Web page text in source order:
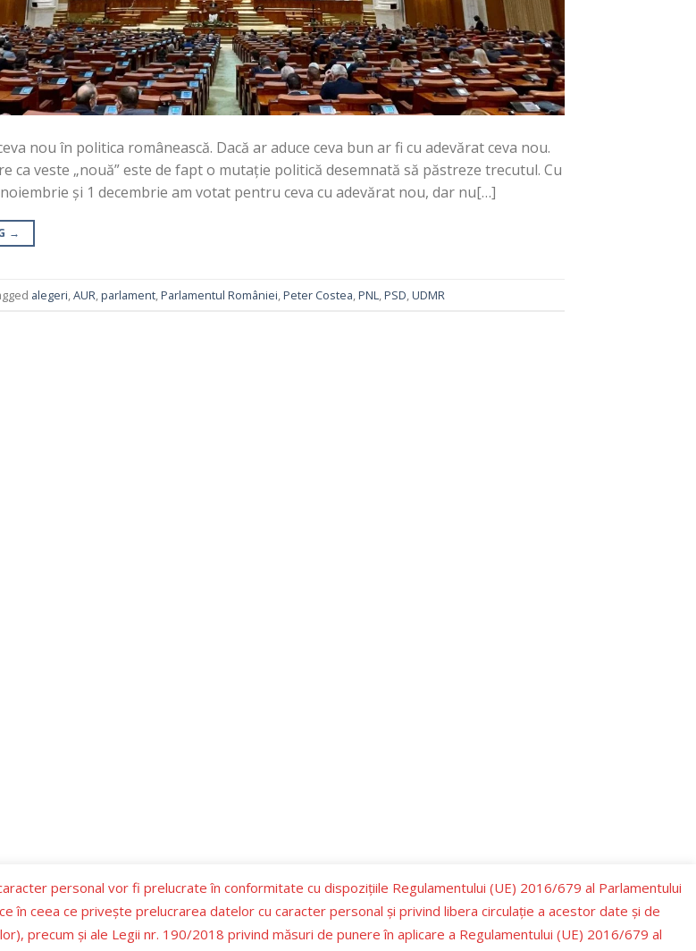
nou în politica românească. Dacă ar aduce ceva bun ar fi cu adevărat ceva nou.
ca veste „nouă” este de fapt o mutație politică desemnată să păstreze trecutul. Cu
și 1 decembrie am votat pentru ceva cu adevărat nou, dar nu[…]
→
alegeri,AUR,parlament,Parlamentul României,Peter Costea,PNL,PSD,UDMR
personal vor fi prelucrate în conformitate cu dispozițiile Regulamentului (UE) 2016/679 al Parlamentului
în ceea ce priveşte prelucrarea datelor cu caracter personal şi privind libera circulaţie a acestor date şi de
precum şi ale Legii nr. 190/2018 privind măsuri de punere în aplicare a Regulamentului (UE) 2016/679 al